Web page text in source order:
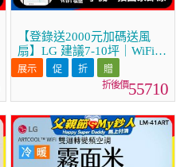
【登錄送2000元加碼送風
扇】LG 建議7-10坪｜WiFi
雙迴轉變頻空調｜極淨2.0系
列｜AI 氣流 & 奈米離子
55710